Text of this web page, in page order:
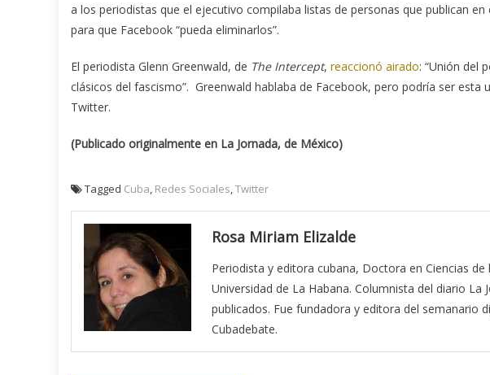
a los periodistas que el ejecutivo compilaba listas de personas que publican
para que Facebook “pueda eliminarlos”.
El periodista Glenn Greenwald, de The Intercept, reaccionó airado: “Unión del
clásicos del fascismo”. Greenwald hablaba de Facebook, pero podría ser
Twitter.
(Publicado originalmente en La Jornada, de México)
Tagged Cuba, Redes Sociales,Twitter
Rosa Miriam Elizalde
Periodista y editora cubana, Doctora en Ciencias
Universidad de La Habana. Columnista del diario La
publicados. Fue fundadora y editora del semanario
Cubadebate.